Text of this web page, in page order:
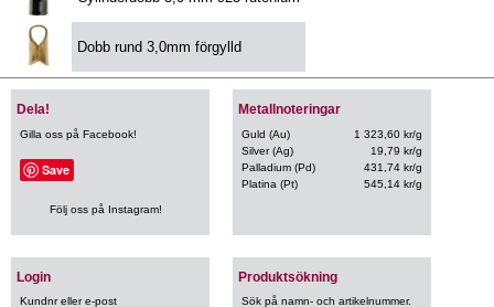
Dobb rund 3,0mm förgylld
Metallnoteringar
Guld (Au)
1 323,60 kr/g
Silver (Ag)
19,79 kr/g
Palladium (Pd)
431,74 kr/g
Platina (Pt)
545,14 kr/g
Login
Kundnr eller e-post
Produktsökning
Sök på namn- och artikelnummer.
Dela!
Gilla oss på Facebook!
Save
Följ oss på Instagram!